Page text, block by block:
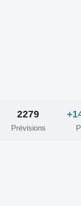
2279
Prévisions